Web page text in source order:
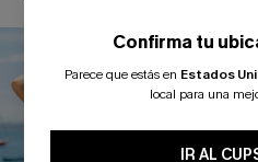
Confirma tu
Parece que estás en Estados
local para una
IR AL